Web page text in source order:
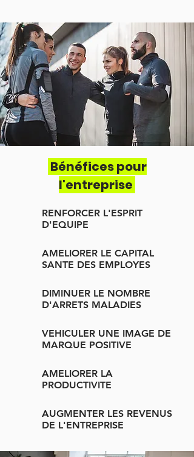
Bénéfices pour
l'entreprise
RENFORCER L'ESPRIT
D'EQUIPE
AMELIORER LE CAPITAL
SANTE DES EMPLOYES
DIMINUER LE NOMBRE
D'ARRETS MALADIES
VEHICULER UNE IMAGE DE
MARQUE POSITIVE
AMELIORER LA
PRODUCTIVITE
AUGMENTER LES REVENUS
DE L'ENTREPRISE